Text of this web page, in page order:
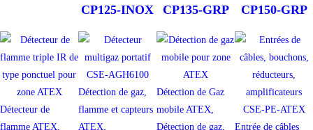
CP125-INOX
CP135-GRP
CP150-GRP
Détecteur de
flamme ATEX,
Détection de gaz,
flamme et capteurs
ATEX,
Détection de Gaz
mobile ATEX,
Détection de gaz,
Entrée de câbles